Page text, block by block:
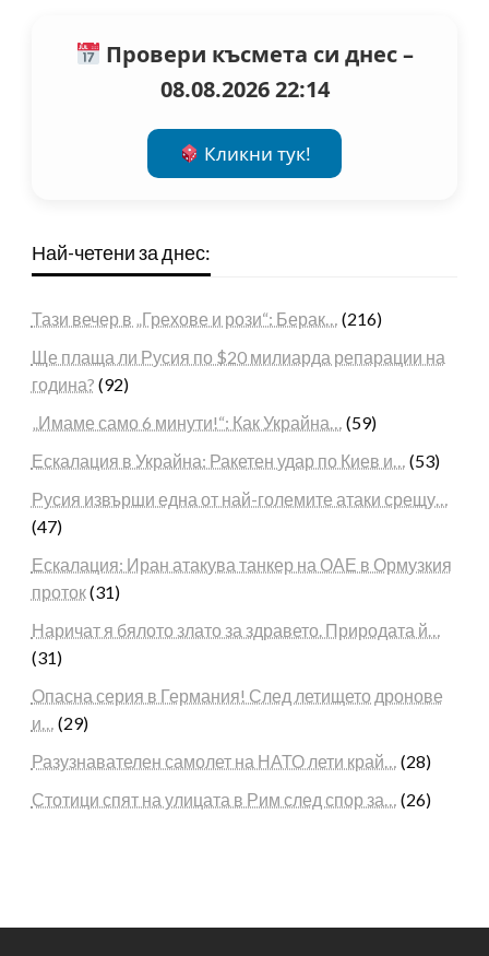
Провери късмета си днес –
08.08.2026 22:14
Кликни тук!
Най-четени за днес:
Тази вечер в „Грехове и рози“: Берак… (216)
Ще плаща ли Русия по $20 милиарда репарации на
година? (92)
„Имаме само 6 минути!“: Как Украйна… (59)
Ескалация в Украйна: Ракетен удар по Киев и… (53)
Русия извърши една от най-големите атаки срещу…
(47)
Ескалация: Иран атакува танкер на ОАЕ в Ормузкия
проток(31)
Наричат я бялото злато за здравето. Природата й…
(31)
Опасна серия в Германия! След летището дронове
и… (29)
Разузнавателен самолет на НАТО лети край… (28)
Стотици спят на улицата в Рим след спор за… (26)